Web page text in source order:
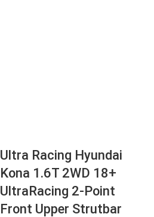
Ultra Racing Hyundai
Kona 1.6T 2WD 18+
UltraRacing 2-Point
Front Upper Strutbar